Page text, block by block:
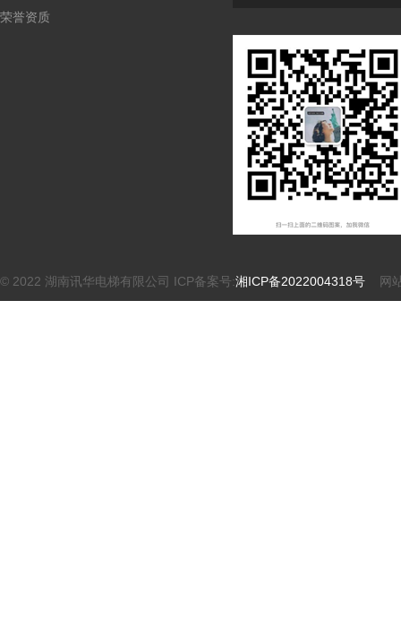
荣誉资质
© 2022 湖南讯华电梯有限公司 ICP备案号:湘ICP备2022004318号 网